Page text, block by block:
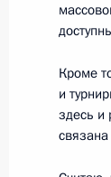
Кроме
и
здесь и